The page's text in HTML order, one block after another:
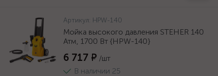
Артикул: HPW-140
Мойка высокого давления STEHER 140
Атм, 1700 Вт {HPW-140}
6 717 ₽ /шт
В наличии 25